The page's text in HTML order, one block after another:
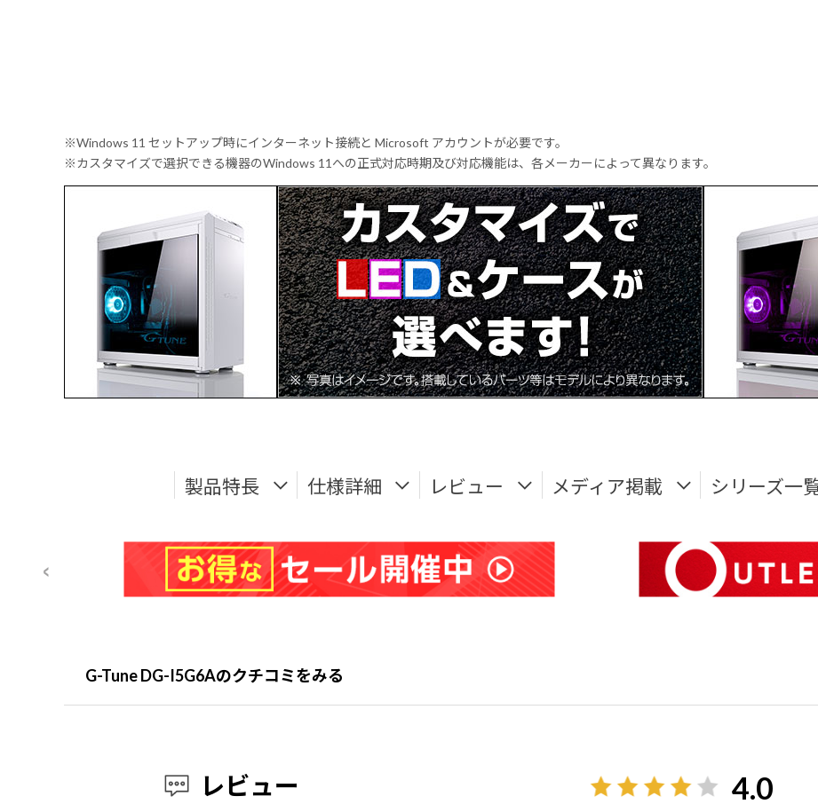
※Windows 11 セットアップ時にインターネット接続と Microsoft アカウントが必要です。
※カスタマイズで選択できる機器のWindows 11への正式対応時期及び対応機能は、各メーカーによって異なります。
製品特長 仕様詳細 レビュー メディア掲載 シリーズ一
G-Tune DG-I5G6Aのクチコミをみる
レビュー 4.0